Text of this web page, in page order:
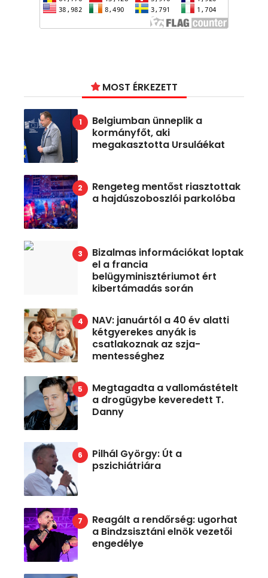
MOST ÉRKEZETT
Belgiumban ünneplik a
kormányfőt, aki
megakasztotta Ursuláékat
Rengeteg mentőst riasztottak
a hajdúszoboszlói parkolóba
Bizalmas információkat loptak
el a francia
belügyminisztériumot ért
kibertámadás során
NAV: januártól a 40 év alatti
kétgyerekes anyák is
csatlakoznak az szja-
mentességhez
Megtagadta a vallomástételt
a drogügybe keveredett T.
Danny
Pilhál György: Út a
pszichiátriára
Reagált a rendőrség: ugorhat
a Bindzsisztáni elnök vezetői
engedélye